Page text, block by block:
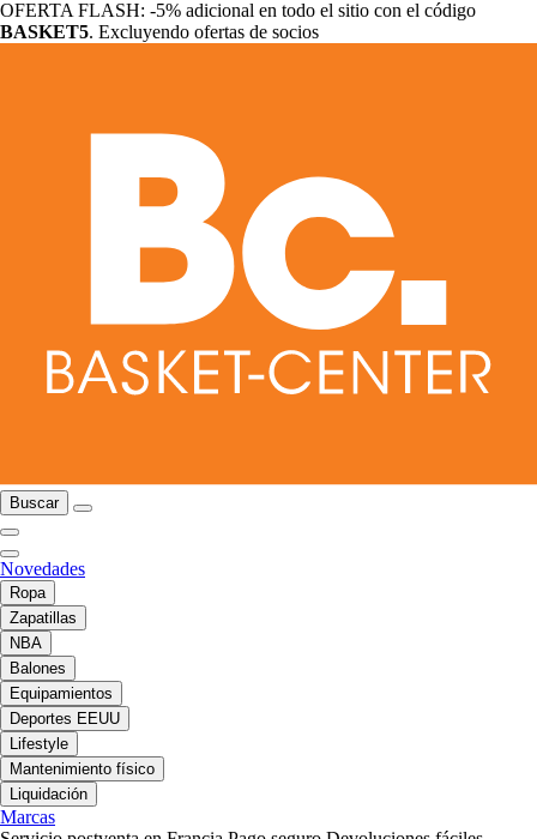
OFERTA FLASH: -5% adicional en todo el sitio con el código
BASKET5. Excluyendo ofertas de socios
Buscar
Novedades
Ropa
Zapatillas
NBA
Balones
Equipamientos
Deportes EEUU
Lifestyle
Mantenimiento físico
Liquidación
Marcas